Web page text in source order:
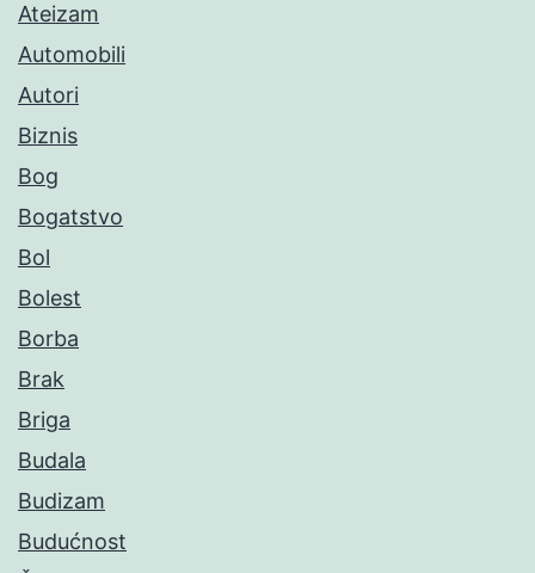
Ateizam
Automobili
Autori
Biznis
Bog
Bogatstvo
Bol
Bolest
Borba
Brak
Briga
Budala
Budizam
Budućnost